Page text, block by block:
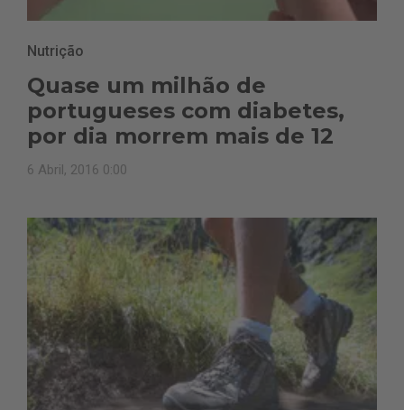
Nutrição
Quase um milhão de
portugueses com diabetes,
por dia morrem mais de 12
6 Abril, 2016 0:00